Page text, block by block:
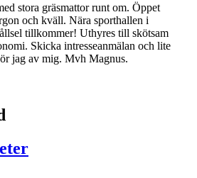
stora gräsmattor runt om. Öppet
och kväll. Nära sporthallen i
tillkommer! Uthyres till skötsam
Skicka intresseanmälan och lite
jag av mig. Mvh Magnus.